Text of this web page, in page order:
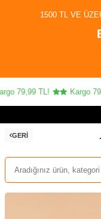
1500 TL VE
79,99 TL! Kargo
GERI